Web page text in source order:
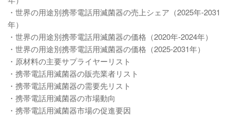
・世界の用途別携帯電話用滅菌器の売上シェア（2025年-2031
年）
・世界の用途別携帯電話用滅菌器の価格（2020年-2024年）
・世界の用途別携帯電話用滅菌器の価格（2025-2031年）
・原材料の主要サプライヤーリスト
・携帯電話用滅菌器の販売業者リスト
・携帯電話用滅菌器の需要先リスト
・携帯電話用滅菌器の市場動向
・携帯電話用滅菌器市場の促進要因